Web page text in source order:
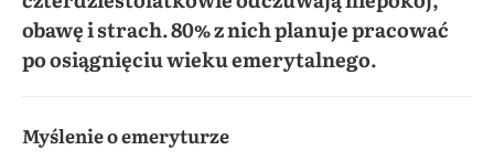
obawę i strach. 80% z nich planuje pracować
po osiągnięciu wieku emerytalnego.
Myślenie o emeryturze